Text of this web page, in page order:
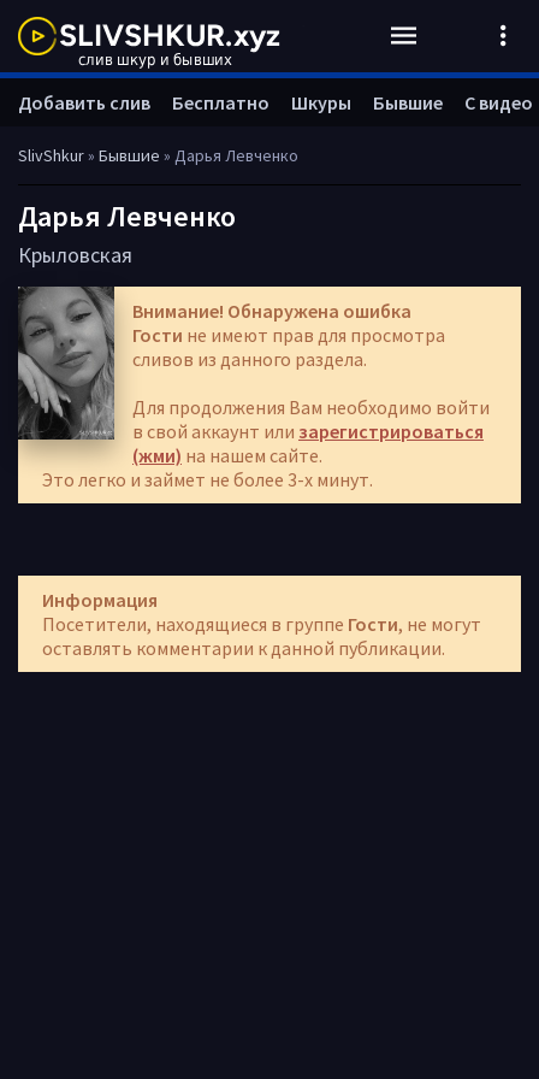
SlivShkur» Бывшие » Дарья Левченко
Дарья Левченко
Крыловская
Внимание! Обнаружена ошибка
Гости не имеют прав для просмотра
сливов из данного раздела.
Для продолжения Вам необходимо войти
в свой аккаунт или зарегистрироваться
(жми) на нашем сайте.
Это легко и займет не более 3-х минут.
Информация
Посетители, находящиеся в группе Гости, не могут
оставлять комментарии к данной публикации.
Добавить слив Бесплатно Шкуры Бывшие С видео